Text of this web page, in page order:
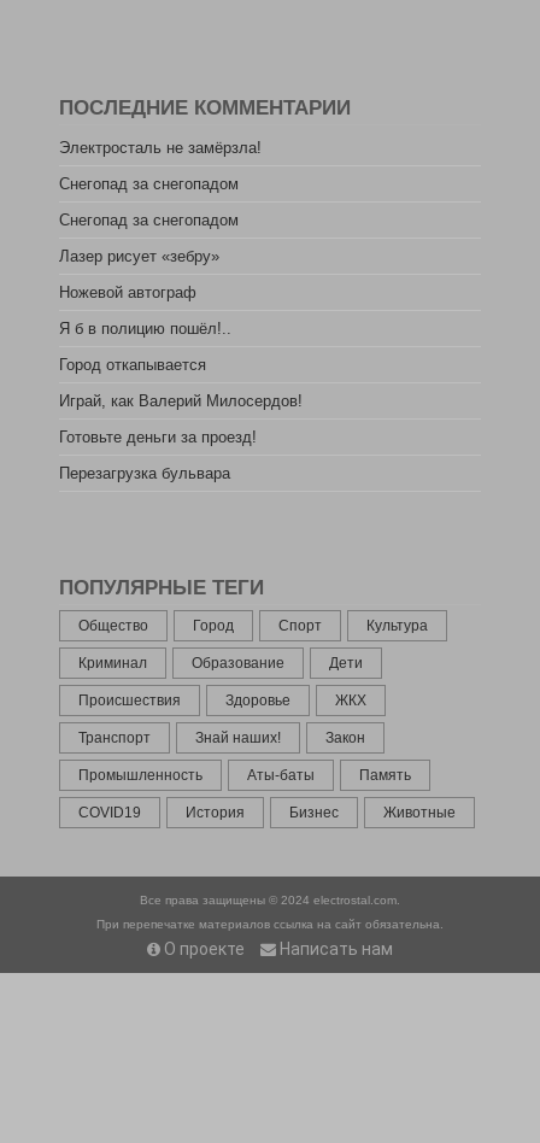
ПОСЛЕДНИЕ КОММЕНТАРИИ
Электросталь не замёрзла!
Снегопад за снегопадом
Снегопад за снегопадом
Лазер рисует «зебру»
Ножевой автограф
Я б в полицию пошёл!..
Город откапывается
Играй, как Валерий Милосердов!
Готовьте деньги за проезд!
Перезагрузка бульвара
ПОПУЛЯРНЫЕ ТЕГИ
Общество Город Спорт Культура
Криминал Образование Дети
Происшествия Здоровье ЖКХ
Транспорт Знай наших! Закон
Промышленность Аты-баты Память
COVID19 История Бизнес Животные
Все права защищены © 2024 electrostal.com.
При перепечатке материалов ссылка на сайт обязательна.
О проекте Написать нам